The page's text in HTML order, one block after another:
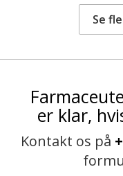
Se
er klar,
Kontakt os på